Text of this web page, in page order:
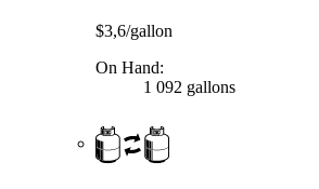
$3,6/gallon
On Hand:
1 092 gallons